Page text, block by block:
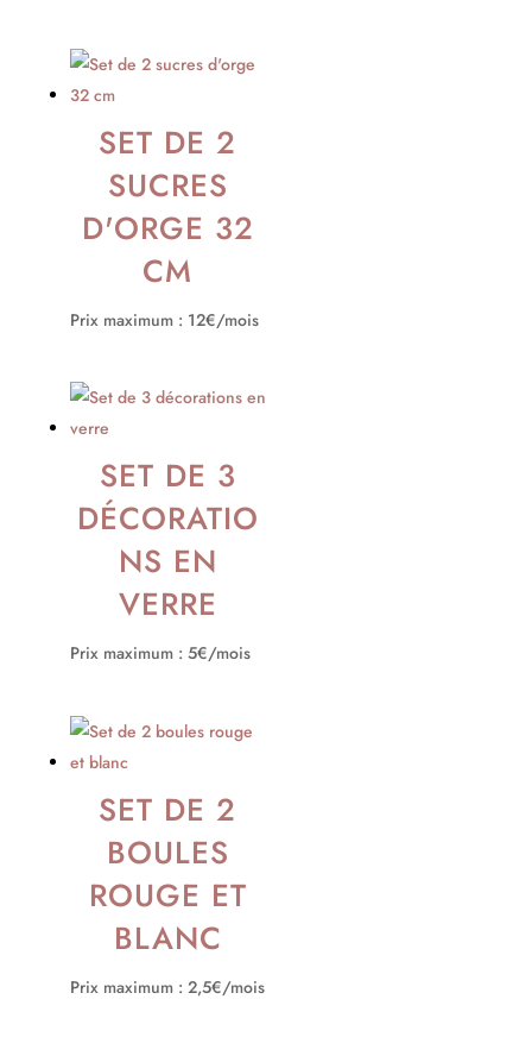
SET DE 2
SUCRES
D'ORGE 32
CM
Prix maximum : 12€/mois
SET DE 3
DÉCORATIO
NS EN
VERRE
Prix maximum : 5€/mois
SET DE 2
BOULES
ROUGE ET
BLANC
Prix maximum : 2,5€/mois